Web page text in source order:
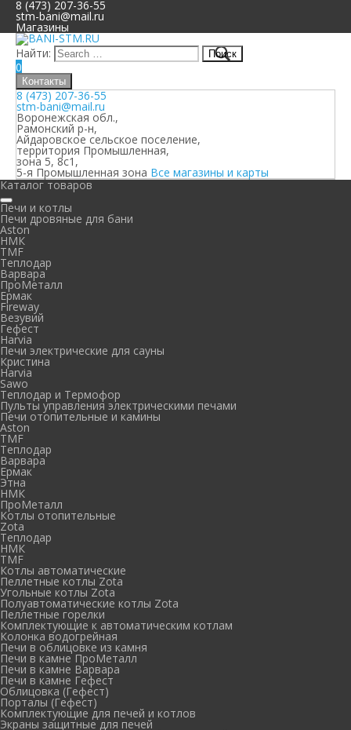
8 (473) 207-36-55
stm-bani@mail.ru
Магазины
Найти:
0
Контакты
8 (473) 207-36-55
stm-bani@mail.ru
Воронежская обл.,
Рамонский р-н,
Айдаровское сельское поселение,
территория Промышленная,
зона 5, 8с1,
5-я Промышленная зона Все магазины и карты
Каталог товаров
Печи и котлы
Печи дровяные для бани
Aston
НМК
TMF
Теплодар
Варвара
ПроМеталл
Ермак
Fireway
Везувий
Гефест
Harvia
Печи электрические для сауны
Кристина
Harvia
Sawo
Теплодар и Термофор
Пульты управления электрическими печами
Печи отопительные и камины
Aston
TMF
Теплодар
Варвара
Ермак
Этна
НМК
ПроМеталл
Котлы отопительные
Zota
Теплодар
НМК
TMF
Котлы автоматические
Пеллетные котлы Zota
Угольные котлы Zota
Полуавтоматические котлы Zota
Пеллетные горелки
Комплектующие к автоматическим котлам
Колонка водогрейная
Печи в облицовке из камня
Печи в камне ПроМеталл
Печи в камне Варвара
Печи в камне Гефест
Облицовка (Гефест)
Порталы (Гефест)
Комплектующие для печей и котлов
Экраны защитные для печей